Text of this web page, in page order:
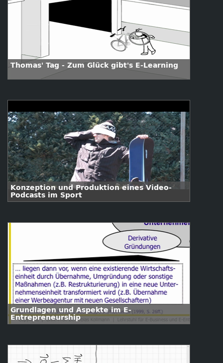
Thomas' Tag - Zum Glück gibt's E-Learning
Konzeption und Produktion eines Video-
Podcasts im Sport
Grundlagen und Aspekte im E-
Entrepreneurship